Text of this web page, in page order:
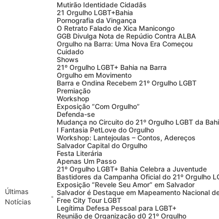
Últimas
Notícias
Mutirão Identidade Cidadãs
21 Orgulho LGBT+Bahia
Pornografia da Vingança
O Retrato Falado de Xica Manicongo
GGB Divulga Nota de Repúdio Contra ALBA
Orgulho na Barra: Uma Nova Era Começou
Cuidado
Shows
21º Orgulho LGBT+ Bahia na Barra
Orgulho em Movimento
Barra e Ondina Recebem 21º Orgulho LGBT
Premiação
Workshop
Exposição “Com Orgulho”
Defenda-se
Mudança no Circuito do 21º Orgulho LGBT da
I Fantasia PetLove do Orgulho
Workshop: Lantejoulas – Contos, Adereços
Salvador Capital do Orgulho
Festa Literária
Apenas Um Passo
21º Orgulho LGBT+ Bahia Celebra a Juventude
Bastidores da Campanha Oficial do 21º Orgulho
Exposição “Revele Seu Amor” em Salvador
Salvador é Destaque em Mapeamento Nacional
Free City Tour LGBT
Legítima Defesa Pessoal para LGBT+
Reunião de Organização d0 21º Orgulho